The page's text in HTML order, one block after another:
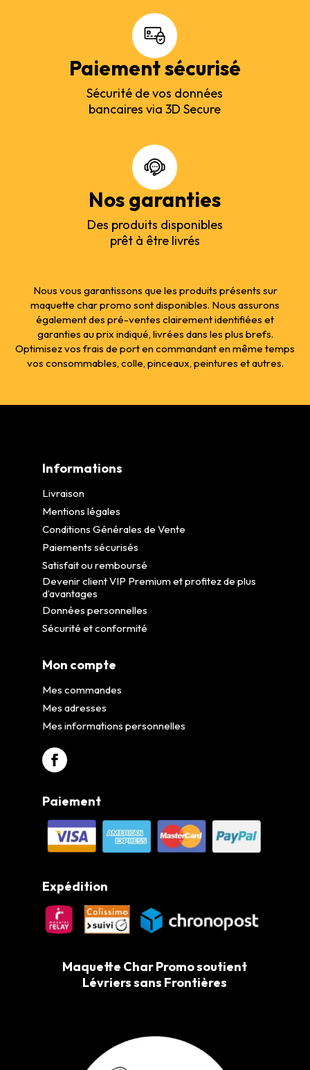
Paiement sécurisé
Sécurité de vos données
bancaires via 3D Secure
Nos garanties
Des produits disponibles
prêt à être livrés
Nous vous garantissons que les produits présents sur
maquette char promo sont disponibles. Nous assurons
également des pré-ventes clairement identifiées et
garanties au prix indiqué, livrées dans les plus brefs.
Optimisez vos frais de port en commandant en même temps
vos consommables, colle, pinceaux, peintures et autres.
Informations
Livraison
Mentions légales
Conditions Générales de Vente
Paiements sécurisés
Satisfait ou remboursé
Devenir client VIP Premium et profitez de plus
d’avantages
Données personnelles
Sécurité et conformité
Mon compte
Mes commandes
Mes adresses
Mes informations personnelles
Paiement
Expédition
Maquette Char Promo soutient
Lévriers sans Frontières